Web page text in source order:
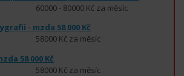
60000 - 80000 Kč za měsíc
- mzda 58 000 Kč
58000 Kč za měsíc
58 000 Kč
58000 Kč za měsíc